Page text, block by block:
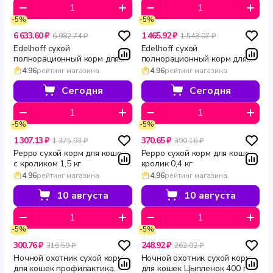
-5%
6 633.60 ₽ 6 982.74 ₽
Edelhoff сухой
полнорационный корм для
кошек и котов Ягненок 8 кг
4.96рейтинг магазина
Сегодня
-5%
1 465.92 ₽ 1 543.07 ₽
Edelhoff сухой
полнорационный корм для
взрослых кошек Ягненок 1,5
кг
4.96рейтинг магазина
Сегодня
-5%
1 307.13 ₽ 1 375.93 ₽
Peppo сухой корм для кошек
с кроликом 1,5 кг
4.96рейтинг магазина
10 августа
-5%
370.65 ₽ 390.16 ₽
Peppo сухой корм для кошек
кролик 0,4 кг
4.96рейтинг магазина
10 августа
-5%
300.76 ₽ 316.59 ₽
Ночной охотник сухой корм
для кошек профилактика
-5%
248.92 ₽ 262.02 ₽
Ночной охотник сухой корм
для кошек Цыпленок 400 г